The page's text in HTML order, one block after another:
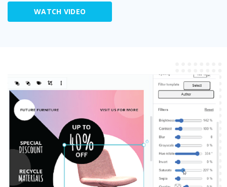
WATCH VIDEO